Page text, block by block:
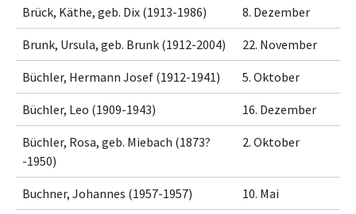
Brück, Käthe, geb. Dix (1913-1986) 8. Dezember
Brunk, Ursula, geb. Brunk (1912-2004) 22. November
Büchler, Hermann Josef (1912-1941) 5. Oktober
Büchler, Leo (1909-1943) 16. Dezember
Büchler, Rosa, geb. Miebach (1873?
-1950)
2. Oktober
Buchner, Johannes (1957-1957) 10. Mai